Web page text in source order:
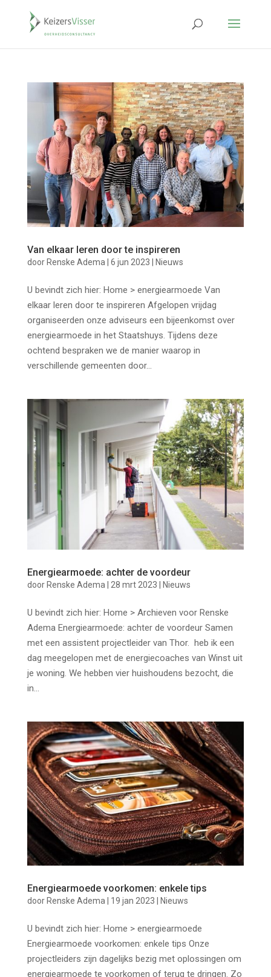
Van elkaar leren door te inspireren
door Renske Adema 6 jun 2023 Nieuws
U bevindt zich hier: Home > energiearmoede Van
elkaar leren door te inspireren Afgelopen vrijdag
organiseerden onze adviseurs een bijeenkomst over
energiearmoede in het Staatshuys. Tijdens deze
ochtend bespraken we de manier waarop in
verschillende gemeenten door...
Energiearmoede: achter de voordeur
doorRenske Adema | 28 mrt 2023 | Nieuws
U bevindt zich hier: Home > Archieven voor Renske
Adema Energiearmoede: achter de voordeur Samen
met een assistent projectleider van Thor. heb ik een
dag meegelopen met de energiecoaches van Winst uit
je woning. We hebben vier huishoudens bezocht, die
in...
Energiearmoede voorkomen: enkele tips
door Renske Adema| 19 jan 2023 Nieuws
U bevindt zich hier: Home > energiearmoede
Energiearmoede voorkomen: enkele tips Onze
projectleiders zijn dagelijks bezig met oplossingen om
energiearmoede te voorkomen of terug te dringen. Zo